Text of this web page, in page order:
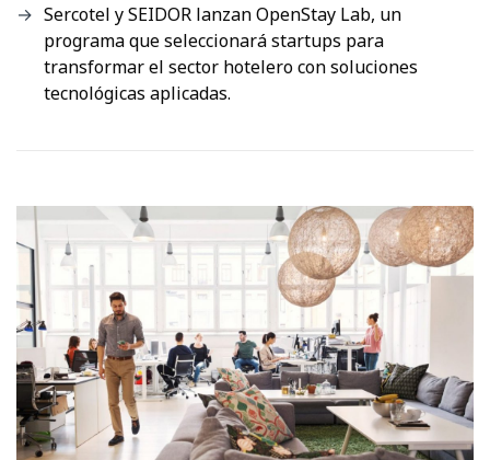
Sercotel y SEIDOR lanzan OpenStay Lab, un
programa que seleccionará startups para
transformar el sector hotelero con soluciones
tecnológicas aplicadas.